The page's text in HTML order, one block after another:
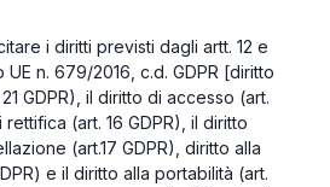
i diritti previsti dagli artt. 12 e
n. 679/2016, c.d. GDPR [diritto
GDPR), il diritto di accesso (art.
rettifica (art. 16 GDPR), il diritto
(art.17 GDPR), diritto alla
e il diritto alla portabilità (art.